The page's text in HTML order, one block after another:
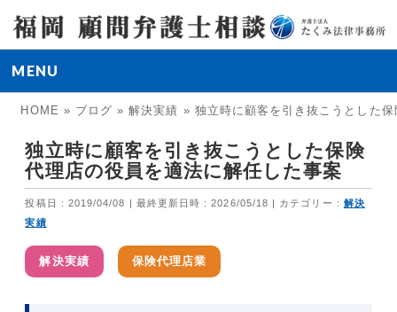
MENU
HOME » ブログ » 解決実績 » 独立時に顧客を引き抜こうとした
独立時に顧客を引き抜こうとした保険
代理店の役員を適法に解任した事案
投稿日 : 2019/04/08 最終更新日時 : 2026/05/18 カテゴリー : 解決
実績
解決実績 保険代理店業